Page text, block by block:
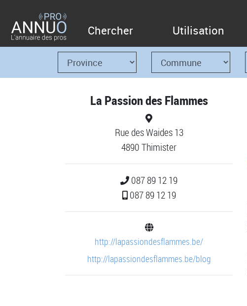
Chercher Utilisation
La Passion des Flammes
Rue des Waides 13
4890 Thimister
087 89 12 19
087 89 12 19
http://lapassiondesflammes.be/
http://lapassiondesflammes.be/blog